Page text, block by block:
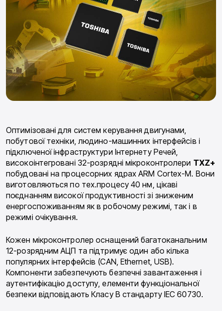
Оптимізовані для систем керування двигунами,
побутової техніки, людино-машинних інтерфейсів і
підключеної інфраструктури Інтернету Речей,
високоінтегровані 32-розрядні мікроконтролери TXZ+
побудовані на процесорних ядрах ARM Cortex-M. Вони
виготовляються по тех.процесу 40 нм, цікаві
поєднанням високої продуктивності зі зниженим
енергоспоживанням як в робочому режимі, так і в
режимі очікування.
Кожен мікроконтролер оснащений багатоканальним
12-розрядним АЦП та підтримує один або кілька
популярних інтерфейсів (CAN, Ethernet, USB).
Компоненти забезпечують безпечні завантаження і
аутентифікацію доступу, елементи функціональної
безпеки відповідають Класу B стандарту IEC 60730.